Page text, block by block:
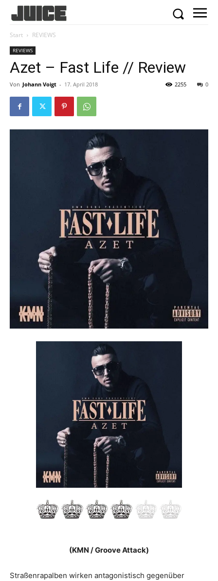
Start REVIEWS
REVIEWS
Azet – Fast Life // Review
Von Johann Voigt - 17. April 2018 0
2255
(KMN / Groove Attack)
Straßenrapalben wirken antagonistisch gegenüber